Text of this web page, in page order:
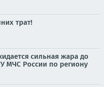
трат!
сильная жара до
МЧС России по региону